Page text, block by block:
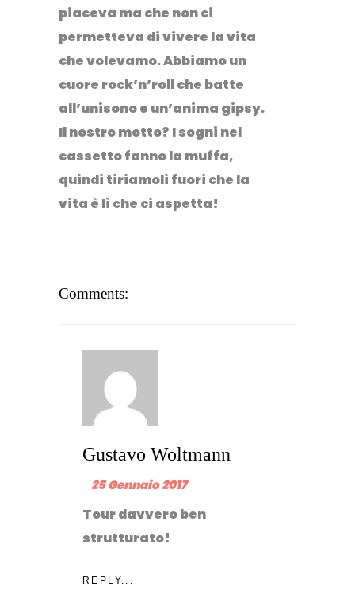
piaceva ma che non ci
permetteva di vivere la vita
che volevamo. Abbiamo un
cuore rock’n’roll che batte
all’unisono e un’anima gipsy.
Il nostro motto? I sogni nel
cassetto fanno la muffa,
quindi tiriamoli fuori che la
vita è lì che ci aspetta!
Comments:
Gustavo Woltmann
25 Gennaio 2017
Tour davvero ben
strutturato!
REPLY...